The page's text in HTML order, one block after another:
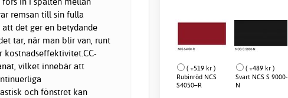
( +519 kr )
Rubinröd NCS
S4050–R
( +489 kr )
Svart NCS S 9000-
N
remsan till sin fulla
det ger en betydande
tar, när man blir van, runt
vilket innebär att
och fönstret kan